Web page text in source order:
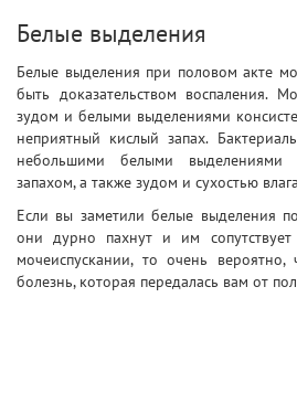
Белые выделения
Белые выделения при половом акте
быть доказательством воспаления.
зудом и белыми выделениями
неприятный кислый запах.
небольшими белыми
запахом, а также зудом и сухостью
Если вы заметили белые выделения
они дурно пахнут и им
мочеиспускании, то очень
болезнь, которая передалась вам от